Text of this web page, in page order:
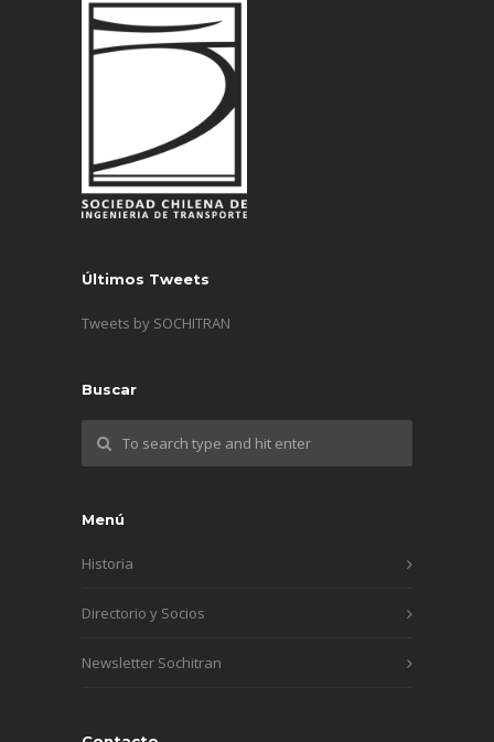
Últimos Tweets
Tweets by SOCHITRAN
Buscar
Menú
Historia
Directorio y Socios
Newsletter Sochitran